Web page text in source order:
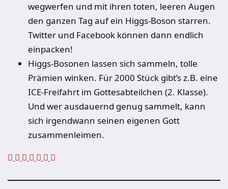
wegwerfen und mit ihren toten, leeren Augen
den ganzen Tag auf ein Higgs-Boson starren.
Twitter und Facebook können dann endlich
einpacken!
Higgs-Bosonen lassen sich sammeln, tolle
Prämien winken. Für 2000 Stück gibt’s z.B. eine
ICE-Freifahrt im Gottesabteilchen (2. Klasse).
Und wer ausdauernd genug sammelt, kann
sich irgendwann seinen eigenen Gott
zusammenleimen.